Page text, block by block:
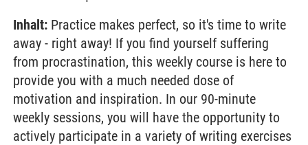
Inhalt: Practice makes perfect, so it's time to write
away - right away! If you find yourself suffering
from procrastination, this weekly course is here to
provide you with a much needed dose of
motivation and inspiration. In our 90-minute
weekly sessions, you will have the opportunity to
actively participate in a variety of writing exercises